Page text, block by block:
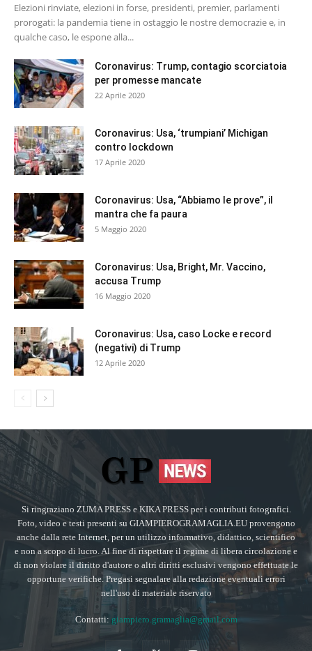
Elezioni rinviate, elezioni in forse, presidenti, premier, parlamenti
prorogati: la pandemia tiene in ostaggio le nostre democrazie e, in
qualche caso, le espone alla...
Coronavirus: Trump, contagio scorciatoia
per promesse mancate
22 Aprile 2020
Coronavirus: Usa, ‘trumpiani’ Michigan
contro lockdown
17 Aprile 2020
Coronavirus: Usa, “Abbiamo le prove”, il
mantra che fa paura
5 Maggio 2020
Coronavirus: Usa, Bright, Mr. Vaccino,
accusa Trump
16 Maggio 2020
Coronavirus: Usa, caso Locke e record
(negativi) di Trump
12 Aprile 2020
Si ringraziano ZUMA PRESS e KIKA PRESS per i contributi fotografici.
Foto, video e testi presenti su GIAMPIEROGRAMAGLIA.EU provengono
anche dalla rete Internet, per un utilizzo informativo, didattico, scientifico
e non a scopo di lucro. Al fine di rispettare il regime di libera circolazione e
di non violare il diritto d'autore o altri diritti esclusivi vengono effettuate le
opportune verifiche. Pregasi segnalare alla redazione eventuali errori
nell'uso di materiale riservato
Contatti: giampiero.gramaglia@gmail.com